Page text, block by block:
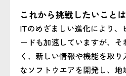
これから挑戦したいこと
ITのめざましい進化により
ードも加速していますが、
く、新しい情報や機能を取
なソフトウエアを開発し、地